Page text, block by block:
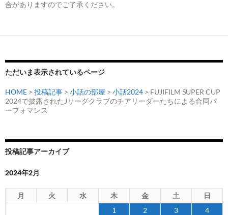
合がありますのでご了承ください。
ただいま表示されているページ
HOME > 投稿記事 > 小話の部屋 > 小話2024 > FUJIFILM SUPER CUP
2024で披露されたJリーグクラブのチアリーダーたちによる合同パ
ーフォマンス
投稿記事アーカイブ
2024年2月
月 火 水 木 金 土
日
1
2 3
4